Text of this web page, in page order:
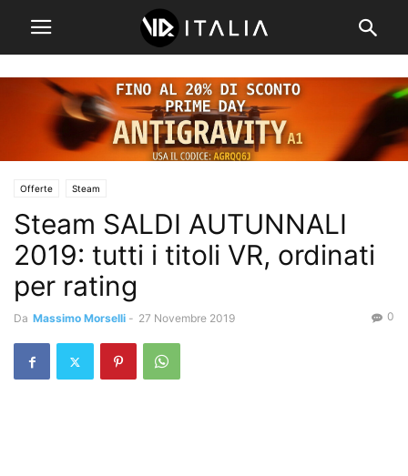
Offerte Steam
Steam SALDI AUTUNNALI
2019: tutti i titoli VR, ordinati
per rating
Da Massimo Morselli - 27 Novembre 2019 0